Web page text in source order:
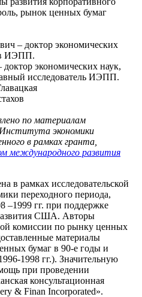
рынок ценных бумаг
– доктор экономических
ИЭПП.
экономических наук,
исследователь ИЭПП.
по материалам
Института экономики
в рамках гранта,
международного развития
в рамках исследовательской
переходного периода,
–1999 гг. при поддержке
США. Авторы
комиссии по рынку ценных
материалы
бумаг в 90-е годы и
1998 гг.). Значительную
при проведении
консультационная
& Finan Incorporated».